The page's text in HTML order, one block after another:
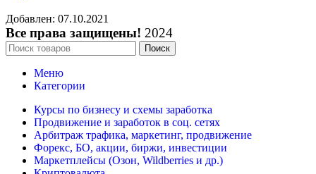
Добавлен: 07.10.2021
Все права защищены! 2024
Поиск
Меню
Категории
Курсы по бизнесу и схемы заработка
Продвижение и заработок в соц. сетях
Арбитраж трафика, маркетинг, продвижение
Форекс, БО, акции, биржи, инвестиции
Маркетплейсы (Озон, Wildberries и др.)